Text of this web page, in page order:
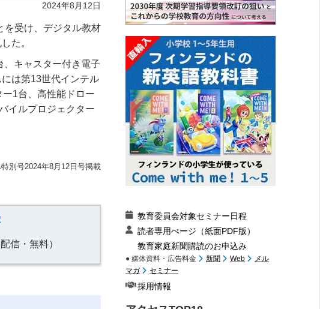
2024年8月12日
を受け、デジタル教材
た。
キャスター付き電子
は第13世代インテル
1台、高性能ドロー
イルプロジェクター
別号2024年8月12日号掲載
信・無料）
教育委員会対象セミナー日程
読者専用ぺージ（紙面PDF版）
教育家庭新聞購読のお申込み
● 媒体資料・広告料金 新聞 Web
メル
マガ
セミナー
採用情報